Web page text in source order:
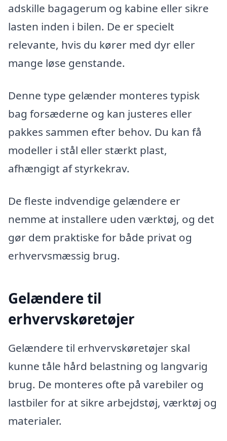
adskille bagagerum og kabine eller sikre
lasten inden i bilen. De er specielt
relevante, hvis du kører med dyr eller
mange løse genstande.
Denne type gelænder monteres typisk
bag forsæderne og kan justeres eller
pakkes sammen efter behov. Du kan få
modeller i stål eller stærkt plast,
afhængigt af styrkekrav.
De fleste indvendige gelændere er
nemme at installere uden værktøj, og det
gør dem praktiske for både privat og
erhvervsmæssig brug.
Gelændere til
erhvervskøretøjer
Gelændere til erhvervskøretøjer skal
kunne tåle hård belastning og langvarig
brug. De monteres ofte på varebiler og
lastbiler for at sikre arbejdstøj, værktøj og
materialer.